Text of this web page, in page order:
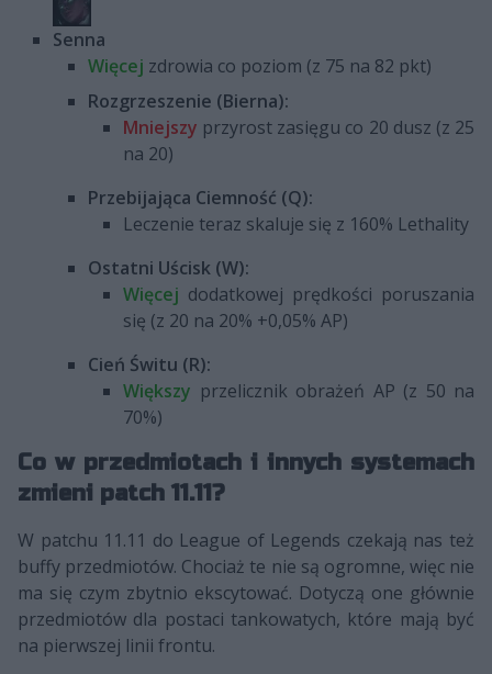
Senna
Więcej zdrowia co poziom (z 75 na 82 pkt)
Rozgrzeszenie (Bierna):
Mniejszy przyrost zasięgu co 20 dusz (z 25
na 20)
Przebijająca Ciemność (Q):
Leczenie teraz skaluje się z 160% Lethality
Ostatni Uścisk (W):
Więcej dodatkowej prędkości poruszania
się (z 20 na 20% +0,05% AP)
Cień Świtu (R):
Większy przelicznik obrażeń AP (z 50 na
70%)
Co w przedmiotach i innych systemach
zmieni patch 11.11?
W patchu 11.11 do League of Legends czekają nas też
buffy przedmiotów. Chociaż te nie są ogromne, więc nie
ma się czym zbytnio ekscytować. Dotyczą one głównie
przedmiotów dla postaci tankowatych, które mają być
na pierwszej linii frontu.